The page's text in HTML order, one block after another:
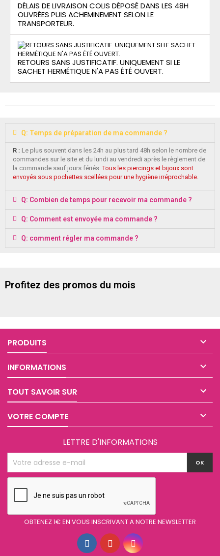
DÉLAIS DE LIVRAISON COLIS DÉPOSÉ DANS LES 48H
OUVRÉES PUIS ACHEMINEMENT SELON LE
TRANSPORTEUR.
RETOURS SANS JUSTIFICATIF. UNIQUEMENT SI LE
SACHET HERMÉTIQUE N'A PAS ÉTÉ OUVERT.
Q: Temps de préparation de ma commande ?
R : Le plus souvent dans les 24h au plus tard 48h selon le nombre de
commandes sur le site et du lundi au vendredi après le règlement de
la commande sauf jours fériés.Tous les piercings et bijoux sont
envoyés sous pochettes scellées pour une hygiène irréprochable.
Q: Combien de temps pour recevoir ma commande ?
Q: Comment est envoyée ma commande ?
Q: comment régler ma commande ?
Profitez des promos du mois
PRODUITS 
INFORMATIONS 
TOUT SAVOIR SUR 
VOTRE COMPTE 
LETTRE D'INFORMATIONS
OBTENEZ 1€ EN VOUS INSCRIVANT A NOTRE NEWSLETTER